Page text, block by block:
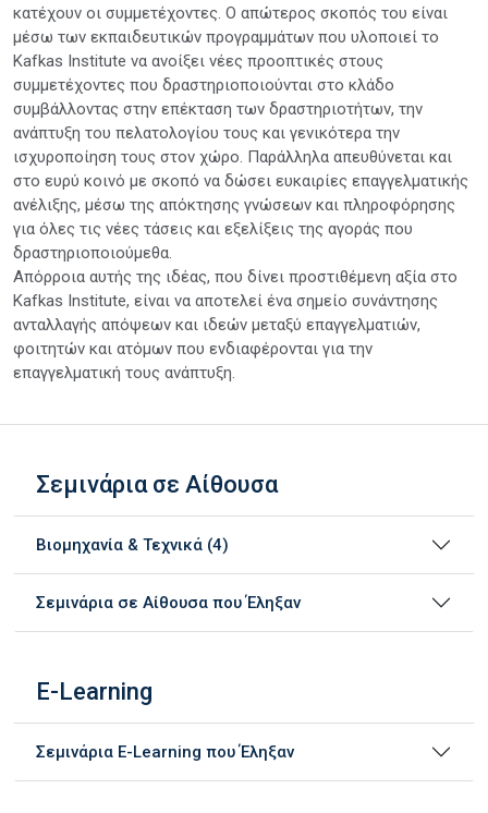
κατέχουν οι συμμετέχοντες. Ο απώτερος σκοπός του είναι
μέσω των εκπαιδευτικών προγραμμάτων που υλοποιεί το
Kafkas Institute να ανοίξει νέες προοπτικές στους
συμμετέχοντες που δραστηριοποιούνται στο κλάδο
συμβάλλοντας στην επέκταση των δραστηριοτήτων, την
ανάπτυξη του πελατολογίου τους και γενικότερα την
ισχυροποίηση τους στον χώρο. Παράλληλα απευθύνεται και
στο ευρύ κοινό με σκοπό να δώσει ευκαιρίες επαγγελματικής
ανέλιξης, μέσω της απόκτησης γνώσεων και πληροφόρησης
για όλες τις νέες τάσεις και εξελίξεις της αγοράς που
δραστηριοποιούμεθα.
Απόρροια αυτής της ιδέας, που δίνει προστιθέμενη αξία στο
Kafkas Institute, είναι να αποτελεί ένα σημείο συνάντησης
ανταλλαγής απόψεων και ιδεών μεταξύ επαγγελματιών,
φοιτητών και ατόμων που ενδιαφέρονται για την
επαγγελματική τους ανάπτυξη.
Σεμινάρια σε Αίθουσα
Βιομηχανία & Τεχνικά (4)
Σεμινάρια σε Αίθουσα που Έληξαν
E-Learning
Σεμινάρια E-Learning που Έληξαν